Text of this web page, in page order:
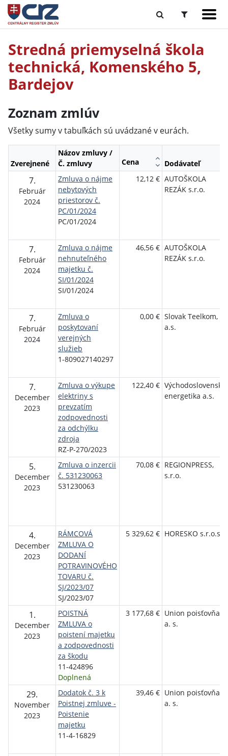
Stredná priemyselná škola
technická, Komenského 5,
Bardejov
Zoznam zmlúv
Všetky sumy v tabuľkách sú uvádzané v eurách.
Zverejnené
Názov zmluvy /
Č. zmluvy
Cena Dodávateľ
7.
Február
2024
Zmluva o nájme
nebytových
priestorov č.
PC/01/2024
PC/01/2024
12,12 € AUTOŠKOLA
REZÁK s.r.o.
7.
Február
2024
Zmluva o nájme
nehnuteľného
majetku č.
SI/01/2024
SI/01/2024
46,56 € AUTOŠKOLA
REZÁK s.r.o.
7.
Február
2024
Zmluva o
poskytovaní
verejných
služieb
1-809027140297
0,00 € Slovak Teelkom,
a.s.
7.
December
2023
Zmluva o výkupe
elektriny s
prevzatím
zodpovednosti
za odchýlku
zdroja
RZ-P-270/2023
122,40 € Východoslovenská
energetika a.s.
5.
December
2023
Zmluva o inzercii
č. 531230063
531230063
70,08 € REGIONPRESS,
s.r.o.
4.
December
2023
RÁMCOVÁ
ZMLUVA O
DODANÍ
POTRAVINOVÉHO
TOVARU č.
SJ/2023/07
SJ/2023/07
5 329,62 € HORESKO s.r.o.s
1.
December
2023
POISTNÁ
ZMLUVA o
poistení majetku
a zodpovednosti
za škodu
11-424896
Doplnená
3 177,68 € Union poisťovňa,
a. s.
29.
November
2023
Dodatok č. 3 k
Poistnej zmluve -
Poistenie
majetku
11-4-16829
39,46 € Union poisťovňa,
a. s.